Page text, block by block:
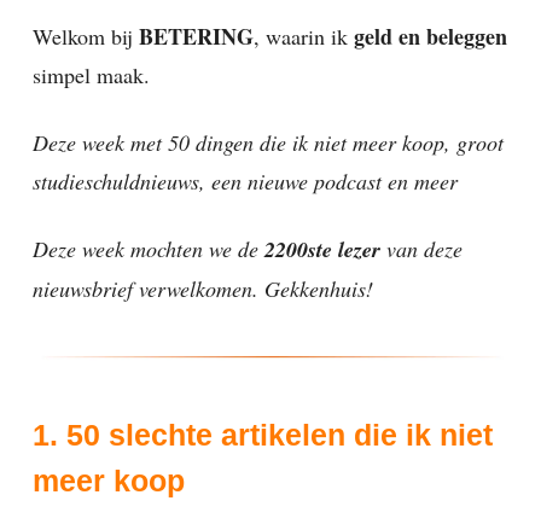
Welkom bij BETERING, waarin ik geld en beleggen
simpel maak.
Deze week met 50 dingen die ik niet meer koop, groot
studieschuldnieuws, een nieuwe podcast en meer
Deze week mochten we de2200ste lezer van deze
nieuwsbrief verwelkomen. Gekkenhuis!
1. 50 slechte artikelen die ik niet
meer koop